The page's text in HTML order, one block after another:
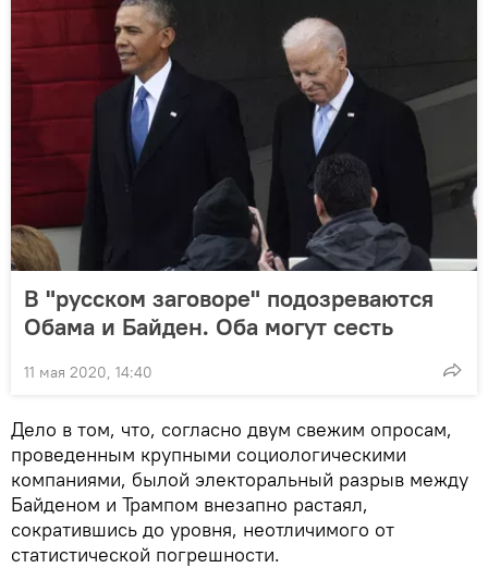
В "русском заговоре" подозреваются
Обама и Байден. Оба могут сесть
11 мая 2020, 14:40
Дело в том, что, согласно двум свежим опросам,
проведенным крупными социологическими
компаниями, былой электоральный разрыв между
Байденом и Трампом внезапно растаял,
сократившись до уровня, неотличимого от
статистической погрешности.